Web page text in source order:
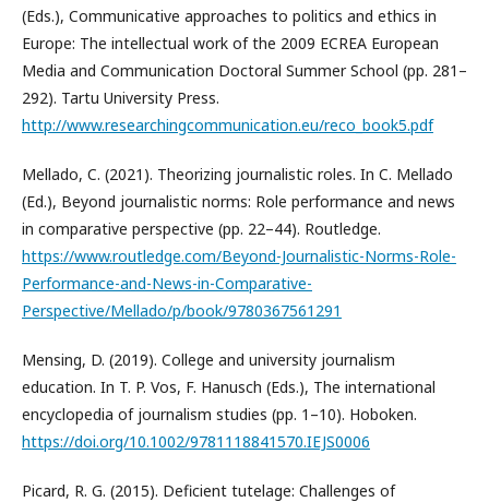
(Eds.), Communicative approaches to politics and ethics in
Europe: The intellectual work of the 2009 ECREA European
Media and Communication Doctoral Summer School (pp. 281–
292). Tartu University Press.
http://www.researchingcommunication.eu/reco_book5.pdf
Mellado, C. (2021). Theorizing journalistic roles. In C. Mellado
(Ed.), Beyond journalistic norms: Role performance and news
in comparative perspective (pp. 22–44). Routledge.
https://www.routledge.com/Beyond-Journalistic-Norms-Role-
Performance-and-News-in-Comparative-
Perspective/Mellado/p/book/9780367561291
Mensing, D. (2019). College and university journalism
education. In T. P. Vos, F. Hanusch (Eds.), The international
encyclopedia of journalism studies (pp. 1–10). Hoboken.
https://doi.org/10.1002/9781118841570.IEJS0006
Picard, R. G. (2015). Deficient tutelage: Challenges of